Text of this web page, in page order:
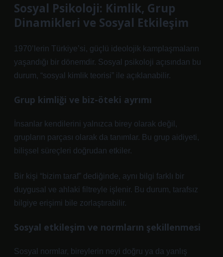
Sosyal Psikoloji: Kimlik, Grup
Dinamikleri ve Sosyal Etkileşim
1970’lerin Türkiye’si, güçlü ideolojik kamplaşmaların
yaşandığı bir dönemdir. Sosyal psikoloji açısından bu
durum, “sosyal kimlik teorisi” ile açıklanabilir.
Grup kimliği ve biz-öteki ayrımı
İnsanlar kendilerini yalnızca birey olarak değil,
grupların parçası olarak da tanımlar. Bu grup aidiyeti,
bilişsel süreçleri doğrudan etkiler.
Bir kişi “bizim taraf” dediğinde, aynı bilgi farklı bir
duygusal ve ahlaki filtreyle işlenir. Bu durum, tarafsız
bilgiye erişimi bile zorlaştırabilir.
Sosyal etkileşim ve normların şekillenmesi
Sosyal normlar, bireylerin neyi doğru ya da yanlış